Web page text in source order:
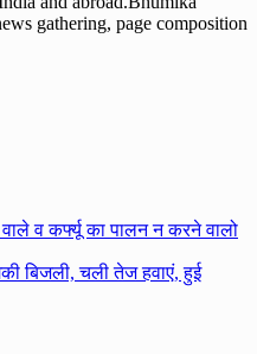
gathering, page composition
व कर्फ्यू का पालन न करने वालो
बिजली, चली तेज हवाएं, हुई